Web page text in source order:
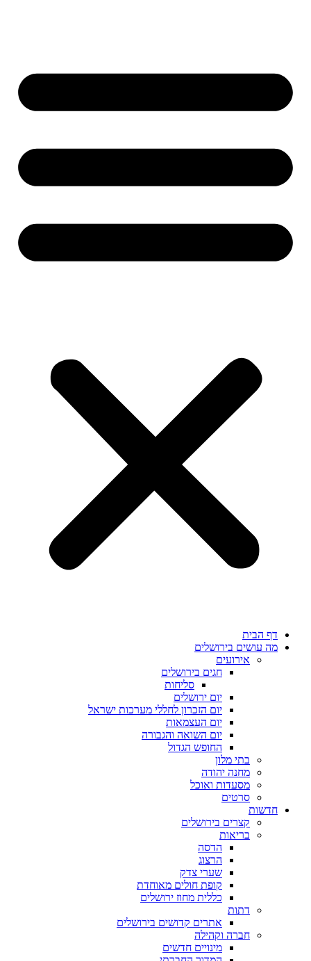
דף הבית
מה עושים בירושלים
אירועים
חגים בירושלים
סליחות
יום ירושלים
יום הזכרון לחללי מערכות ישראל
יום העצמאות
יום השואה והגבורה
החופש הגדול
בתי מלון
מחנה יהודה
מסעדות ואוכל
סרטים
חדשות
קצרים בירושלים
בריאות
הדסה
הרצוג
שערי צדק
קופת חולים מאוחדת
כללית מחוז ירושלים
דתות
אתרים קדושים בירושלים
חברה וקהילה
מינויים חדשים